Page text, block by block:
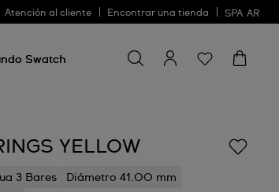
Atención al cliente Encontrar una tienda SPA AR
Swatch
algo
YELLOW
3 Bares
Diámetro 41.00 mm